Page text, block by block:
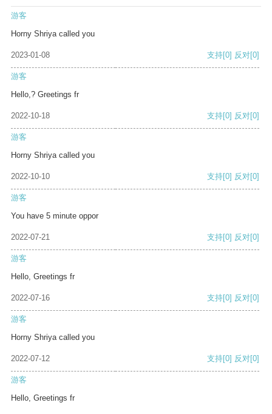
游客
Horny Shriya called you
2023-01-08 支持[0] 反对[0]
游客
Hello,? Greetings fr
2022-10-18 支持[0] 反对[0]
游客
Horny Shriya called you
2022-10-10 支持[0] 反对[0]
游客
You have 5 minute oppor
2022-07-21 支持[0] 反对[0]
游客
Hello, Greetings fr
2022-07-16 支持[0] 反对[0]
游客
Horny Shriya called you
2022-07-12 支持[0] 反对[0]
游客
Hello, Greetings fr